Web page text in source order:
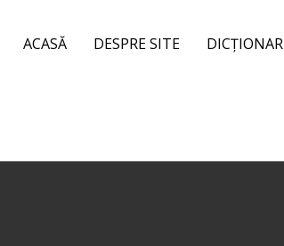
ACASĂ DESPRE SITE DICȚIONAR